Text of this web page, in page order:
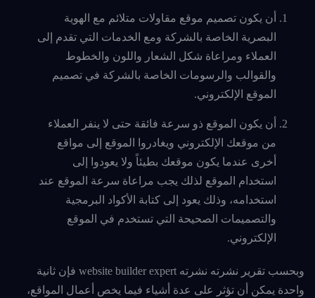
أن يكون تصميم موقع مقاولات متلائم مع الهوية
البصرية الخاصة بالشركة ومع الخدمات التي تقدم إلى
العملاء ومراعاة شكل الشعار واللون والخطوط
والقوالب والرسومات الخاصة بالشركة في تصميم
الموقع الإلكتروني.
أن يكون الموقع ذو سرعة فائقة حتى لا ينفر العملاء
من موقعك الإلكتروني ويغادروا الموقع إلى مواقع
أخرى عندما يكون موقعك بطيئاً ولا يعودوا إلى
استخدام الموقع لذلك يجب مراعاة سرعة الموقع عند
استخدامه، وذلك يعود إلى كتابة الأكواد البرمجية
والتصميمات الصحيحة التي تستخدم في الموقع
الإلكتروني.
وبحسب تقرير نشرته نشرته website builder expert فإن ثانية
واحدة يمكن أن تؤثر على عدة أشياء فيما يخص أعمال المواقع،